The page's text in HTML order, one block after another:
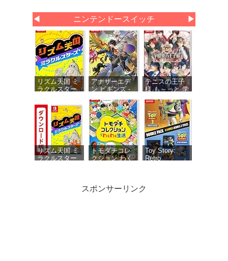
◀ ニンテンドースイッチ ▶
リズム天国 ミ
ラクルスター
アナザーエデ
ン ビギンズ -
同梱物】アナ
ザーエデン 時
空を超える猫
で使える シリ
アルコードチ
ラシ 同梱
テニスの王子
様 も～っと 学
♡-40 and
more… 【メー
カー特典あ
り】 初回限定
特典 ミニド
ラマ用ボイス
セット・ミニ
ドラマ用エフ
リズム天国 ミ
ラクルスター
トモダチコレ
クション わく
Toy Story:
Retro
スポンサーリンク